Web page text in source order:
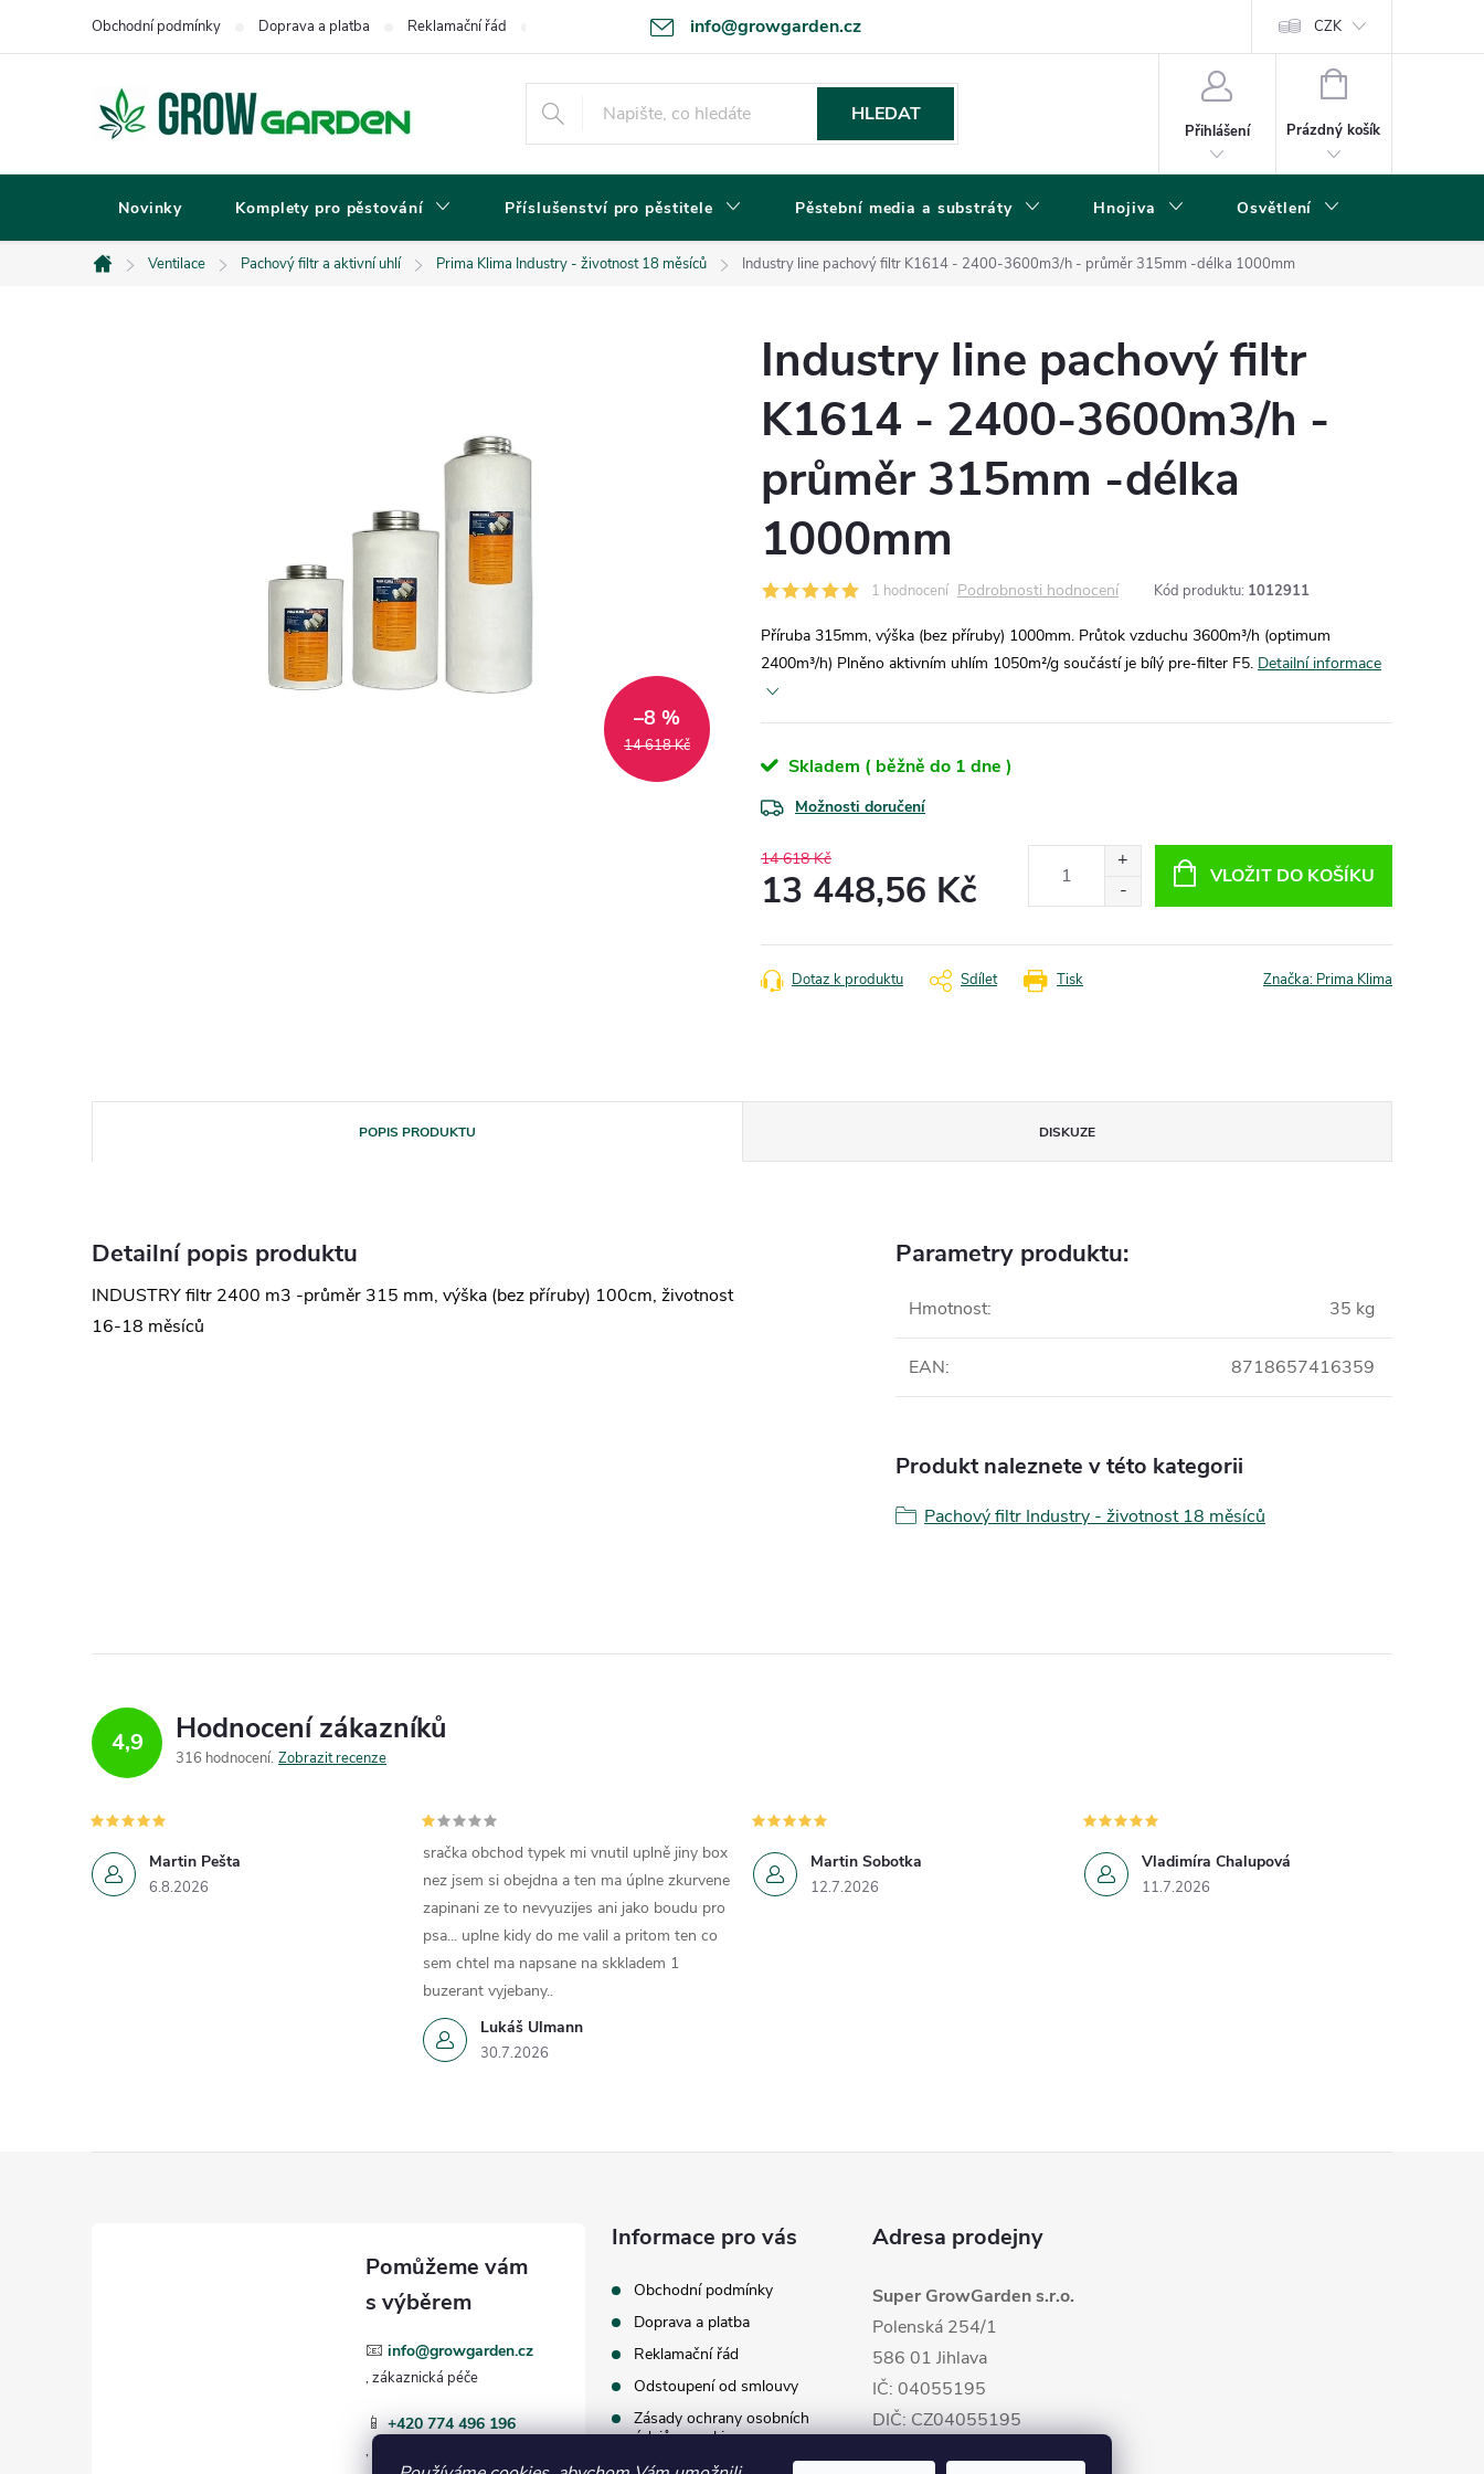
info@growgarden.cz
Obchodní podmínky Doprava a platba Reklamační řád Odstoupení od smlouvy Zásady ochrany osobních údajů a cookies CZK
HLEDAT
Přihlášení
NÁKUPNÍ
Prázdný košík
Novinky Komplety pro pěstování Příslušenství pro pěstitele Pěstební media a substráty Hnojiva Osvětlení
Domů
Ventilace Pachový filtr a aktivní uhlí Prima Klima Industry - životnost 18 měsíců Industry line pachový filtr K1614 - 2400-3600m3/h - průměr 315mm -délka 1000mm
14 618 Kč
–8 %
Industry line pachový filtr
K1614 - 2400-3600m3/h -
průměr 315mm -délka
1000mm
1 hodnocení Podrobnosti hodnocení Kód produktu: 1012911
Příruba 315mm, výška (bez příruby) 1000mm. Průtok vzduchu 3600m³/h (optimum
2400m³/h) Plněno aktivním uhlím 1050m²/g součástí je bílý pre-filter F5. Detailní informace
Skladem ( běžně do 1 dne )
Možnosti doručení
14 618 Kč
13 448,56 Kč
cena:
VLOŽIT DO KOŠÍKU
Tisk
Dotaz k produktu Sdílet Značka: Prima Klima
POPIS PRODUKTU DISKUZE
Detailní popis produktu
INDUSTRY filtr 2400 m3 -průměr 315 mm, výška (bez příruby) 100cm, životnost
16-18 měsíců
Parametry produktu:
Hmotnost: 35 kg
EAN: 8718657416359
Produkt naleznete v této kategorii
Pachový filtr Industry - životnost 18 měsíců
4,9 Hodnocení zákazníků
316 hodnocení Zobrazit recenze
Martin Pešta
6.8.2026
Lukáš Ulmann
30.7.2026
sračka obchod typek mi vnutil uplně jiny box
nez jsem si obejdna a ten ma úplne zkurvene
zapinani ze to nevyuzijes ani jako boudu pro
psa... uplne kidy do me valil a pritom ten co
sem chtel ma napsane na skkladem 1
buzerant vyjebany..
Martin Sobotka
12.7.2026
Vladimíra Chalupová
11.7.2026
📧 info@growgarden.cz
📱+420 774 496 196
Informace pro vás
Obchodní podmínky
Doprava a platba
Reklamační řád
Odstoupení od smlouvy
Zásady ochrany osobních
údajů a cookies
Adresa prodejny
Super GrowGarden s.r.o.
Polenská 254/1
586 01 Jihlava
IČ: 04055195
DIČ: CZ04055195